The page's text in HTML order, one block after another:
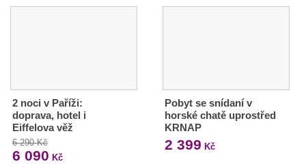
2 noci v Paříži:
doprava, hotel i
Eiffelova věž
6 290 Kč
6 090 Kč
Pobyt se snídaní v
horské chatě uprostřed
KRNAP
2 399 Kč